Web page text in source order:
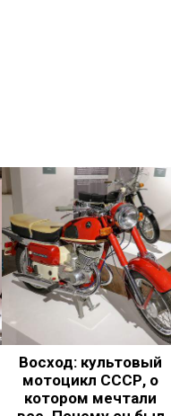
Восход: культовый
мотоцикл СССР, о
котором мечтали